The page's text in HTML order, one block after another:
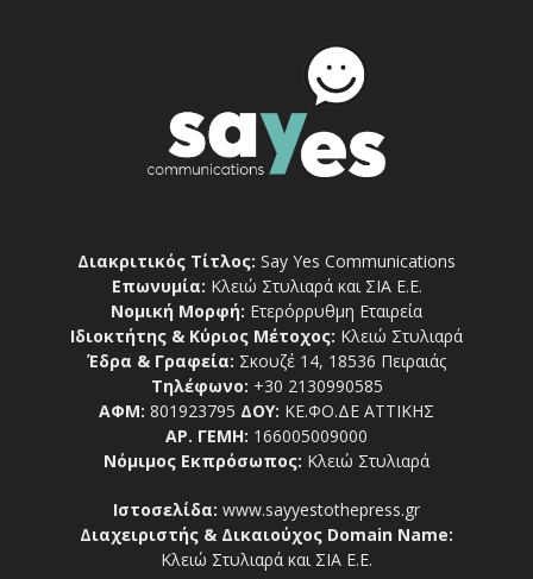
Διακριτικός Τίτλος: Say Yes Communications
Επωνυμία: Κλειώ Στυλιαρά και ΣΙΑ Ε.Ε.
Νομική Μορφή: Ετερόρρυθμη Εταιρεία
Ιδιοκτήτης & Κύριος Μέτοχος: Κλειώ Στυλιαρά
Έδρα & Γραφεία: Σκουζέ 14, 18536 Πειραιάς
Τηλέφωνο: +30 2130990585
ΑΦΜ: 801923795 ΔΟΥ: ΚΕ.ΦΟ.ΔΕ ΑΤΤΙΚΗΣ
ΑΡ. ΓΕΜΗ: 166005009000
Νόμιμος Εκπρόσωπος: Κλειώ Στυλιαρά
Ιστοσελίδα: www.sayyestothepress.gr
Διαχειριστής & Δικαιούχος Domain Name:
Κλειώ Στυλιαρά και ΣΙΑ Ε.Ε.